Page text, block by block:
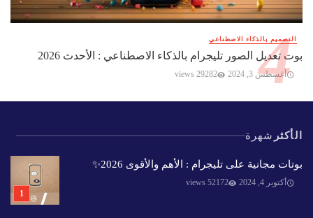
التصميم بالذكاء الاصطناعي
بوت تعديل الصور تليجرام بالذكاء الاصطناعي : الأحدث 2026
أغسطس 3, 2024 29282 views
الأكثر شهرة
بوتات مجانية على تليجرام : الأهم والأقوى 2026✨️
أكتوبر 4, 2024 52172 views